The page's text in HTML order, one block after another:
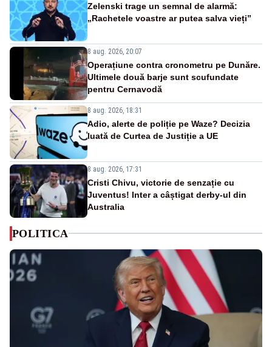
Zelenski trage un semnal de alarmă:
„Rachetele voastre ar putea salva vieți”
8 aug. 2026, 20:07
Operațiune contra cronometru pe Dunăre.
Ultimele două barje sunt scufundate
pentru Cernavodă
8 aug. 2026, 18:31
Adio, alerte de poliție pe Waze? Decizia
luată de Curtea de Justiție a UE
8 aug. 2026, 17:31
Cristi Chivu, victorie de senzație cu
Juventus! Inter a câștigat derby-ul din
Australia
POLITICA